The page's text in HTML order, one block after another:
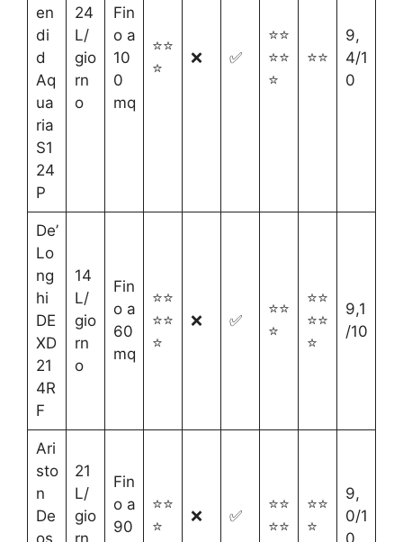
en
di
d
Aq
ua
ria
S1
24
P
24
L/
gio
rn
o
Fin
o a
10
0
mq
⭐⭐
⭐
❌ ✅
⭐⭐
⭐⭐
⭐
⭐⭐
9,
4/1
0
De’
Lo
ng
hi
DE
XD
21
4R
F
14
L/
gio
rn
o
Fin
o a
60
mq
⭐⭐
⭐⭐
⭐
❌ ✅
⭐⭐
⭐
⭐⭐
⭐⭐
⭐
9,1
/10
Ari
sto
n
De
os
21
L/
gio
rn
Fin
o a
90
⭐⭐
⭐
❌ ✅
⭐⭐
⭐⭐
⭐⭐
⭐
9,
0/1
0